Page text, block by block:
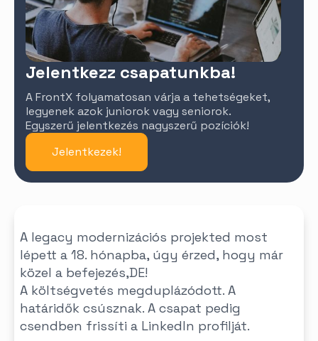
Jelentkezz csapatunkba!
A FrontX folyamatosan várja a tehetségeket,
legyenek azok juniorok vagy seniorok.
Egyszerű jelentkezés nagyszerű pozíciók!
Jelentkezek!
A legacy modernizációs projekted most
lépett a 18. hónapba, úgy érzed, hogy már
közel a befejezés,DE!
A költségvetés megduplázódott. A
határidők csúsznak. A csapat pedig
csendben frissíti a LinkedIn profilját.